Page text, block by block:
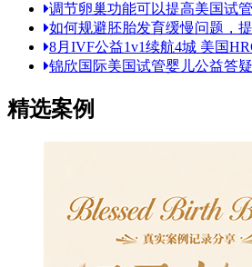
调节卵巢功能可以提高美国试
如何规避胚胎发育缓慢问题，
8月IVF公益1v1续航4城 美国
锦欣国际美国试管婴儿公益答
精选案例